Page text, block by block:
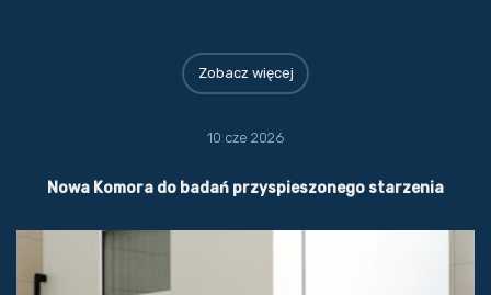
Zobacz więcej
10 cze 2026
Nowa Komora do badań przyspieszonego starzenia